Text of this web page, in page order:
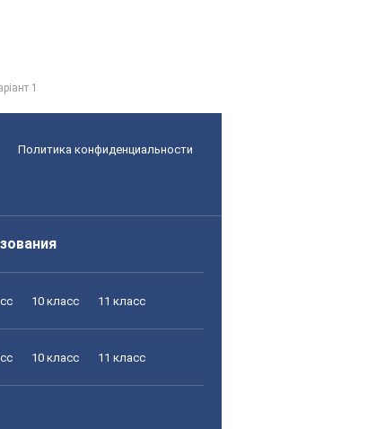
1
Политика конфиденциальности
10 класс 11 класс
10 класс 11 класс